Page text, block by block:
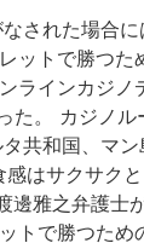
された場合
トで勝つた
ラインカジ
た。 カジノ
共和国、マ
はサクサク
雅之弁護士
トで勝つため